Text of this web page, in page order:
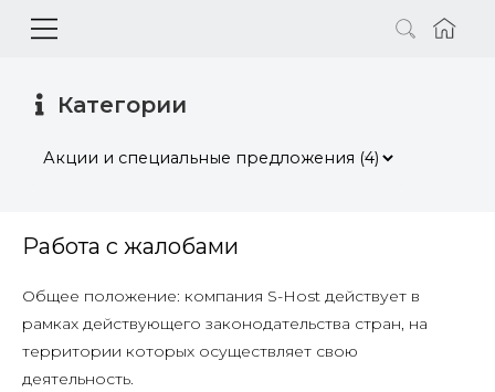
Категории
Работа с жалобами
Общее положение: компания S-Host действует в
рамках действующего законодательства стран, на
территории которых осуществляет свою
деятельность.